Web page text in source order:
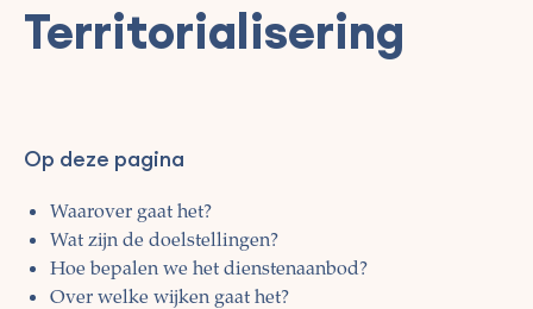
Territorialisering
Op deze pagina
Waarover gaat het?
Wat zijn de doelstellingen?
Hoe bepalen we het dienstenaanbod?
Over welke wijken gaat het?